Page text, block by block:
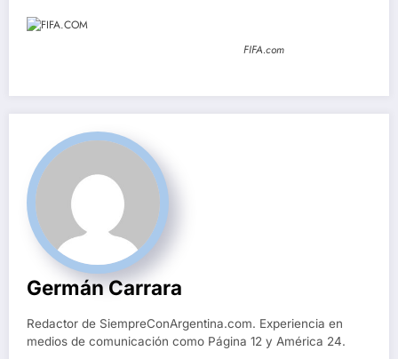
FIFA.com
Germán Carrara
Redactor de SiempreConArgentina.com. Experiencia en
medios de comunicación como Página 12 y América 24.